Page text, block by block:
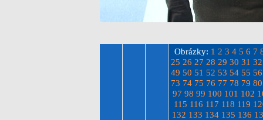
Obrázky: 1 2 3 4 5 6 7
25 26 27 28 29 30 31 32
49 50 51 52 53 54 55 56
73 74 75 76 77 78 79 80
97 98 99 100 101 102
115 116 117 118 119
132 133 134 135 136